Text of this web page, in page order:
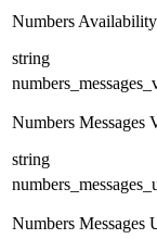
Numbers
string
Numbers Messages
string
Numbers Messages